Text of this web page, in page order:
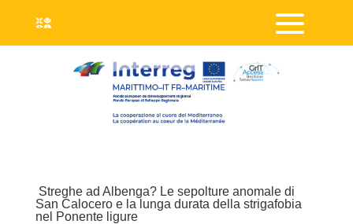
Streghe ad Albenga? Le sepolture anomale di
San Calocero e la lunga durata della strigafobia
nel Ponente ligure